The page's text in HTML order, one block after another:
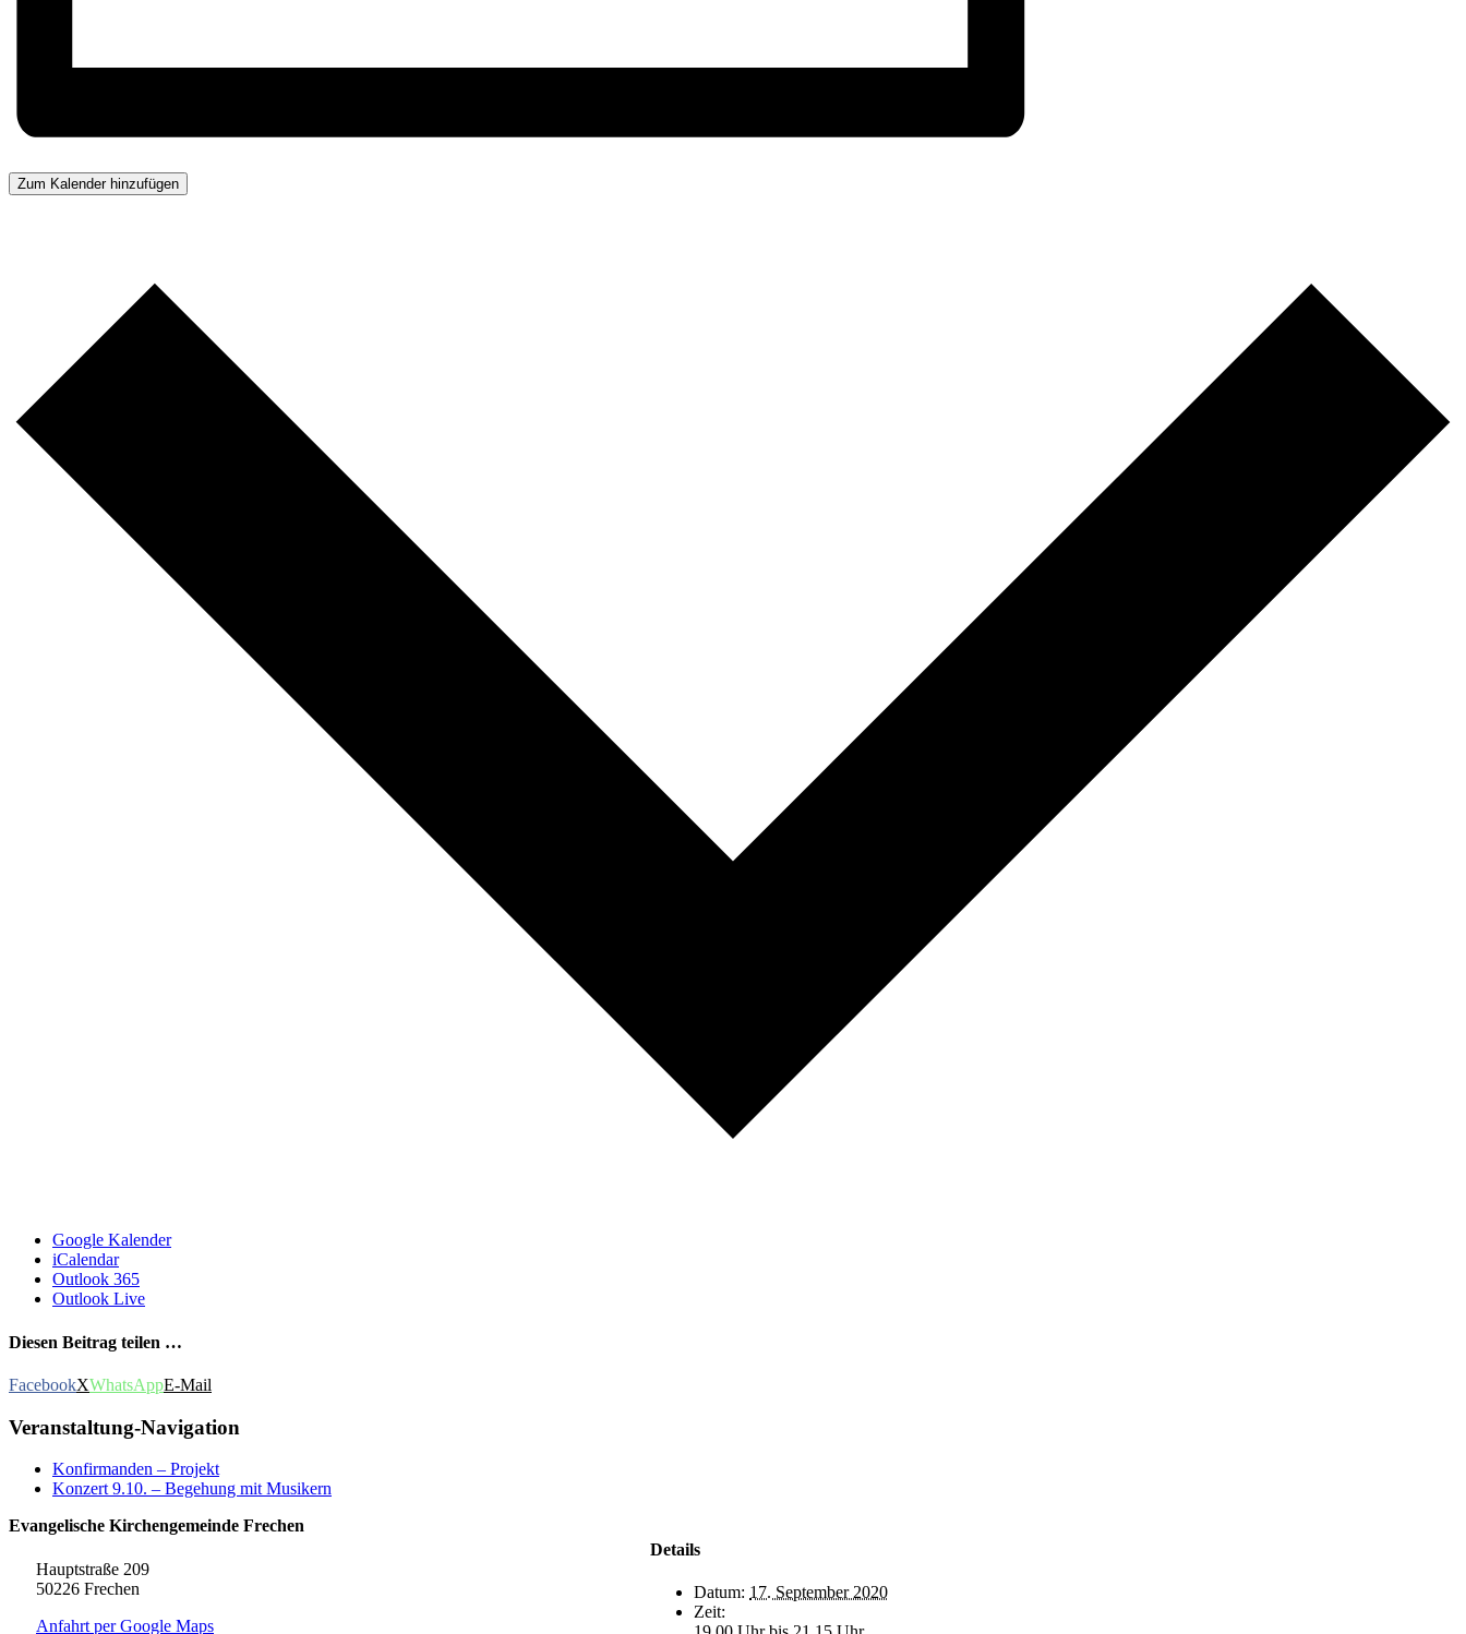
Zum Kalender hinzufügen
Google Kalender
iCalendar
Outlook 365
Outlook Live
Diesen Beitrag teilen …
FacebookXWhatsAppE-Mail
Veranstaltung-Navigation
Konfirmanden – Projekt
Konzert 9.10. – Begehung mit Musikern
Details
Datum: 17. September 2020
Zeit:
Evangelische Kirchengemeinde Frechen
Hauptstraße 209
50226 Frechen
Anfahrt per Google Maps